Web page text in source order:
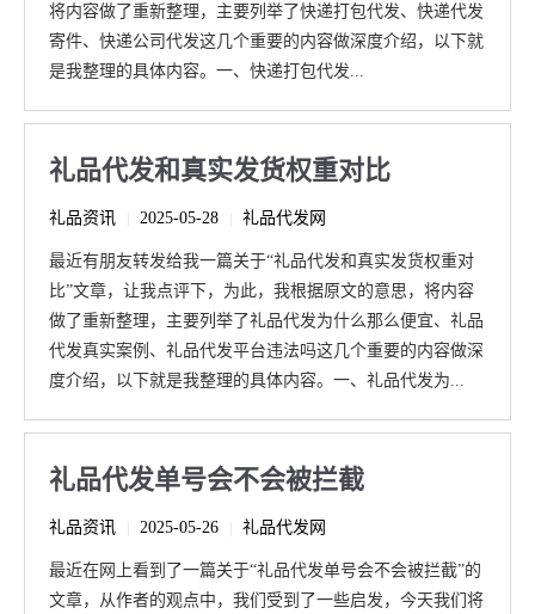
将内容做了重新整理，主要列举了快递打包代发、快递代发
寄件、快递公司代发这几个重要的内容做深度介绍，以下就
是我整理的具体内容。一、快递打包代发...
礼品代发和真实发货权重对比
礼品资讯 2025-05-28 礼品代发网
最近有朋友转发给我一篇关于“礼品代发和真实发货权重对
比”文章，让我点评下，为此，我根据原文的意思，将内容
做了重新整理，主要列举了礼品代发为什么那么便宜、礼品
代发真实案例、礼品代发平台违法吗这几个重要的内容做深
度介绍，以下就是我整理的具体内容。一、礼品代发为...
礼品代发单号会不会被拦截
礼品资讯 2025-05-26 礼品代发网
最近在网上看到了一篇关于“礼品代发单号会不会被拦截”的
文章，从作者的观点中，我们受到了一些启发，今天我们将